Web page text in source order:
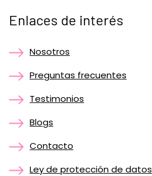
Enlaces de interés
Nosotros
Preguntas frecuentes
Testimonios
Blogs
Contacto
Ley de protección de datos